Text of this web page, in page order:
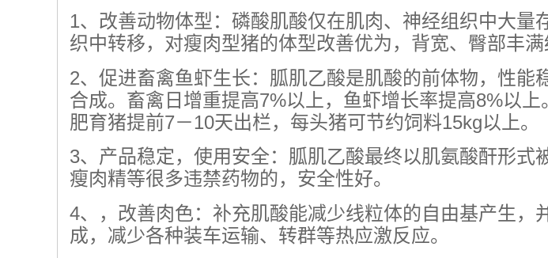
1、改善动物体型：磷酸肌酸仅在肌肉、神经组织中大
织中转移，对瘦肉型猪的体型改善优为，背宽、臀部丰满
2、促进畜禽鱼虾生长：胍肌乙酸是肌酸的前体物，性
合成。畜禽日增重提高7%以上，鱼虾增长率提高8%以
肥育猪提前7－10天出栏，每头猪可节约饲料15kg以上。
3、产品稳定，使用安全：胍肌乙酸最终以肌氨酸酐形
瘦肉精等很多违禁药物的，安全性好。
4、，改善肉色：补充肌酸能减少线粒体的自由基产生
成，减少各种装车运输、转群等热应激反应。